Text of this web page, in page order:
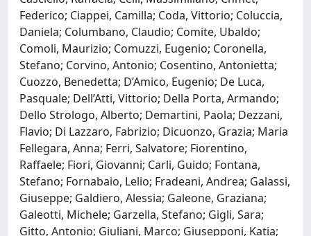
Federico; Ciappei, Camilla; Coda, Vittorio; Coluccia,
Daniela; Columbano, Claudio; Comite, Ubaldo;
Comoli, Maurizio; Comuzzi, Eugenio; Coronella,
Stefano; Corvino, Antonio; Cosentino, Antonietta;
Cuozzo, Benedetta; D’Amico, Eugenio; De Luca,
Pasquale; Dell’Atti, Vittorio; Della Porta, Armando;
Dello Strologo, Alberto; Demartini, Paola; Dezzani,
Flavio; Di Lazzaro, Fabrizio; Dicuonzo, Grazia; Maria
Fellegara, Anna; Ferri, Salvatore; Fiorentino,
Raffaele; Fiori, Giovanni; Carli, Guido; Fontana,
Stefano; Fornabaio, Lelio; Fradeani, Andrea; Galassi,
Giuseppe; Galdiero, Alessia; Galeone, Graziana;
Galeotti, Michele; Garzella, Stefano; Gigli, Sara;
Gitto, Antonio; Giuliani, Marco; Giusepponi, Katia;